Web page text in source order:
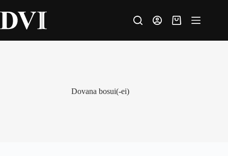
to
content
Krepšelis
Dovana bosui(-ei)